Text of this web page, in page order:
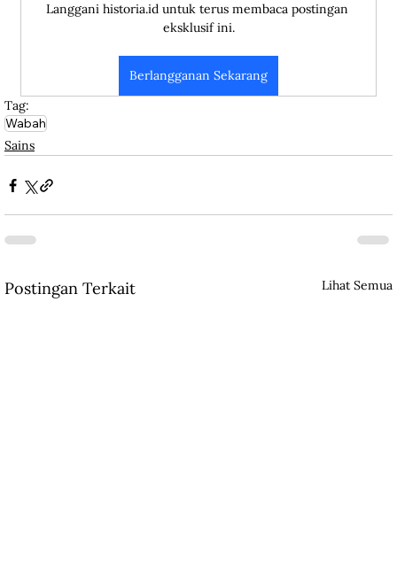
Langgani historia.id untuk terus membaca postingan
eksklusif ini.
Berlangganan Sekarang
Tag:
Wabah
Sains
Postingan Terkait Lihat Semua